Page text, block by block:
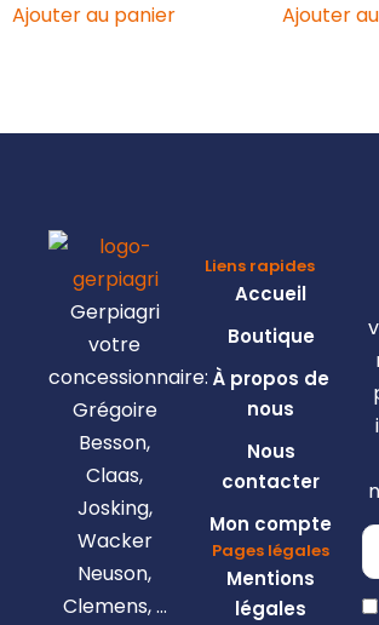
Ajouter au panier Ajouter
Gerpiagri
votre
concessionnaire:
Grégoire
Besson,
Claas,
Josking,
Wacker
Neuson,
Clemens, …
Liens rapides
Accueil
Boutique
À propos de
nous
Nous
contacter
Mon compte
Pages légales
Mentions
légales